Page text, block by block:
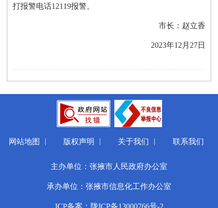
打报警电话12119报警。
市长：赵立香
2023年12月27日
网站地图 | 版权声明 | 关于我们 | 联系我们
主办单位：张掖市人民政府办公室
承办单位：张掖市信息化工作办公室
ICP备案：陇ICP备13000766号-2